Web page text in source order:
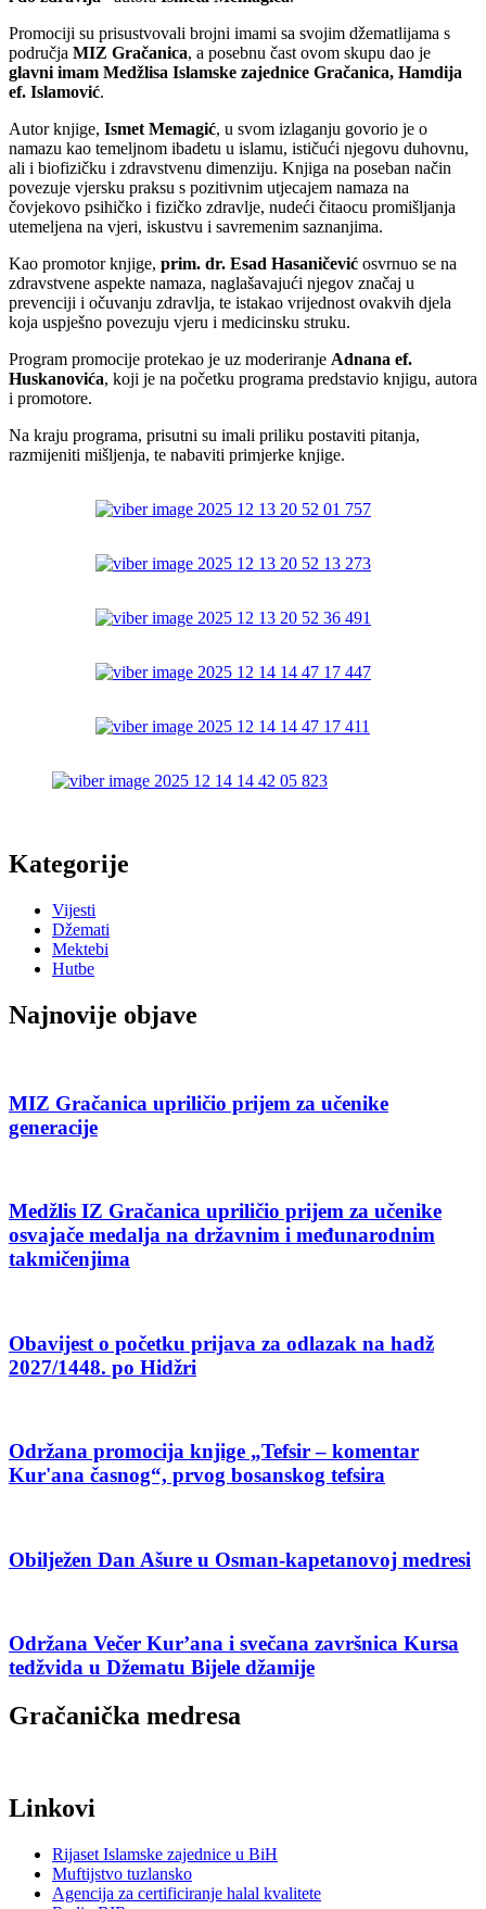
Promociji su prisustvovali brojni imami sa svojim džematlijama s
područja MIZ Gračanica, a posebnu čast ovom skupu dao je
glavni imam Medžlisa Islamske zajednice Gračanica, Hamdija
ef. Islamović.
Autor knjige, Ismet Memagić, u svom izlaganju govorio je o
namazu kao temeljnom ibadetu u islamu, ističući njegovu duhovnu,
ali i biofizičku i zdravstvenu dimenziju. Knjiga na poseban način
povezuje vjersku praksu s pozitivnim utjecajem namaza na
čovjekovo psihičko i fizičko zdravlje, nudeći čitaocu promišljanja
utemeljena na vjeri, iskustvu i savremenim saznanjima.
Kao promotor knjige, prim. dr. Esad Hasaničević osvrnuo se na
zdravstvene aspekte namaza, naglašavajući njegov značaj u
prevenciji i očuvanju zdravlja, te istakao vrijednost ovakvih djela
koja uspješno povezuju vjeru i medicinsku struku.
Program promocije protekao je uz moderiranje Adnana ef.
Huskanovića, koji je na početku programa predstavio knjigu, autora
i promotore.
Na kraju programa, prisutni su imali priliku postaviti pitanja,
razmijeniti mišljenja, te nabaviti primjerke knjige.
Kategorije
Vijesti
Džemati
Mektebi
Hutbe
Najnovije objave
MIZ Gračanica upriličio prijem za učenike
generacije
Medžlis IZ Gračanica upriličio prijem za učenike
osvajače medalja na državnim i međunarodnim
takmičenjima
Obavijest o početku prijava za odlazak na hadž
2027/1448. po Hidžri
Održana promocija knjige „Tefsir – komentar
Kur'ana časnog“, prvog bosanskog tefsira
Obilježen Dan Ašure u Osman-kapetanovoj medresi
Održana Večer Kur’ana i svečana završnica Kursa
tedžvida u Džematu Bijele džamije
Gračanička medresa
Linkovi
Rijaset Islamske zajednice u BiH
Muftijstvo tuzlansko
Agencija za certificiranje halal kvalitete